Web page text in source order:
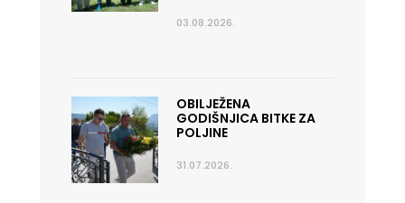
03.08.2026.
OBILJEŽENA
GODIŠNJICA BITKE ZA
POLJINE
31.07.2026.